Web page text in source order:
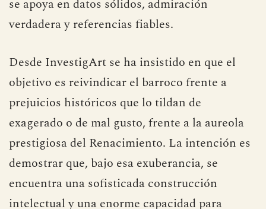
se apoya en datos sólidos, admiración
verdadera y referencias fiables.
Desde InvestigArt se ha insistido en que el
objetivo es reivindicar el barroco frente a
prejuicios históricos que lo tildan de
exagerado o de mal gusto, frente a la aureola
prestigiosa del Renacimiento. La intención es
demostrar que, bajo esa exuberancia, se
encuentra una sofisticada construcción
intelectual y una enorme capacidad para